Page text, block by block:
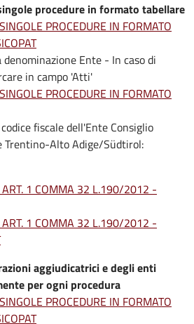
procedure in formato tabellare
PROCEDURE IN FORMATO
Ente - In caso di
in campo 'Atti'
PROCEDURE IN FORMATO
fiscale dell'Ente Consiglio
Trentino-Alto Adige/Südtirol:
ART. 1 COMMA 32 L.190/2012 -
ART. 1 COMMA 32 L.190/2012 -
aggiudicatrici e degli enti
per ogni procedura
PROCEDURE IN FORMATO